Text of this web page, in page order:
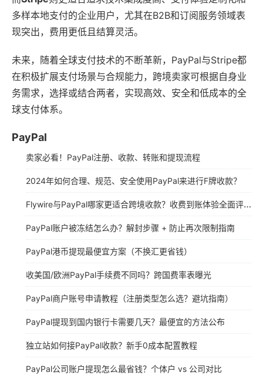
多样本地支付的企业用户，尤其在B2B和订阅服务领域表
现突出，费用更低且结算灵活。
未来，随着全球支付技术的不断革新，PayPal与Stripe都
在积极扩展支付场景与合规能力，跨境卖家可根据自身业
务需求，选择或结合两者，实现高效、安全和低成本的全
球支付体系。
PayPal
卖家必看！PayPal注册、收款、转账和提现流程
2024年如何合理、规范、安全使用PayPal来进行F牌收款？
Flywire与PayPal哪家更适合跨境收款？收费到账体验全面评测
PayPal账户被冻结怎么办？解封步骤 + 防止再次限制指南
PayPal港币提现最便宜方案（不换汇更省钱）
收美国/欧洲PayPal手续费不同吗？跨国费率表曝光
PayPal商户账号申请教程（注册类型怎么选？避坑指南）
PayPal提现到国内银行卡需要几天？最便宜的方法公布
独立站如何接PayPal收款？新手0成本配置教程
PayPal公司账户提现怎么最省钱？个体户 vs 公司对比